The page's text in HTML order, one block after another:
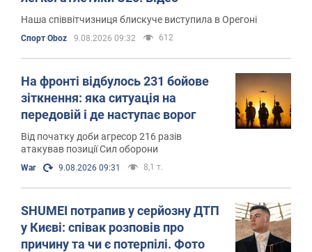
Наша співвітчизниця блискуче виступила в Орегоні
Спорт Oboz 9.08.2026 09:32 612
На фронті відбулось 231 бойове
зіткнення: яка ситуація на
передовій і де наступає ворог
Від початку доби агресор 216 разів
атакував позиції Сил оборони
War 9.08.2026 09:31 8,1 т.
SHUMEI потрапив у серйозну ДТП
у Києві: співак розповів про
причину та чи є потерпілі. Фото